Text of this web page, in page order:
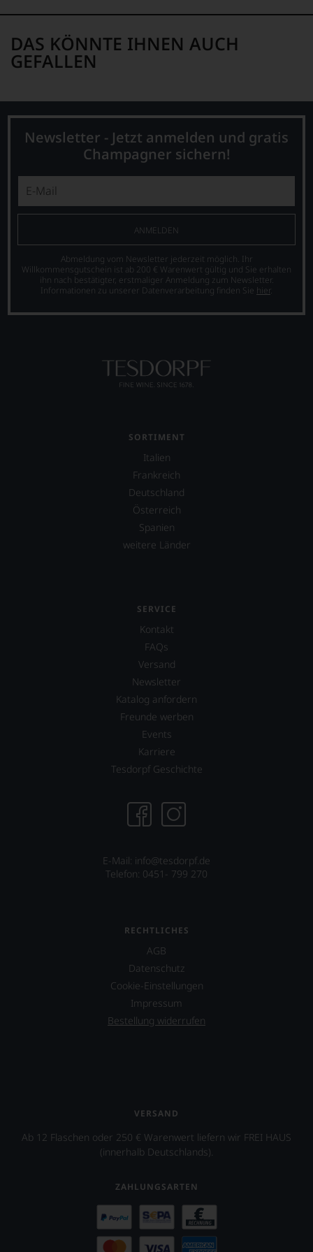
DAS KÖNNTE IHNEN AUCH
GEFALLEN
Newsletter - Jetzt anmelden und gratis
Champagner sichern!
ANMELDEN
Abmeldung vom Newsletter jederzeit möglich. Ihr
Willkommensgutschein ist ab 200 € Warenwert gültig und Sie erhalten
ihn nach bestätigter, erstmaliger Anmeldung zum Newsletter.
Informationen zu unserer Datenverarbeitung finden Sie hier.
SORTIMENT
Italien
Frankreich
Deutschland
Österreich
Spanien
weitere Länder
SERVICE
Kontakt
FAQs
Versand
Newsletter
Katalog anfordern
Freunde werben
Events
Karriere
Tesdorpf Geschichte
E-Mail: info@tesdorpf.de
Telefon: 0451- 799 270
RECHTLICHES
AGB
Datenschutz
Cookie-Einstellungen
Impressum
Bestellung widerrufen
VERSAND
Ab 12 Flaschen oder 250 € Warenwert liefern wir FREI HAUS
(innerhalb Deutschlands).
ZAHLUNGSARTEN